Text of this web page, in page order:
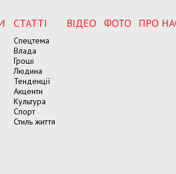
СТАТТІ
Спецтема
Влада
Гроші
Людина
Тенденції
Акценти
Культура
Спорт
Стиль життя
ВІДЕО ФОТО ПРО